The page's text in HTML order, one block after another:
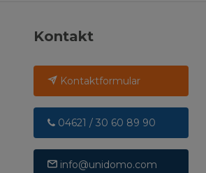
Kontakt
Kontaktformular
04621 / 30 60 89 90
info@unidomo.com